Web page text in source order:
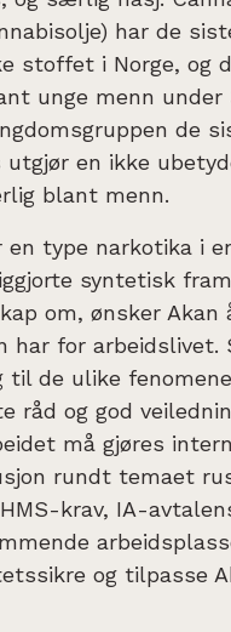
har de
stoffet i Norge, og
unge menn
de
utgjør en ikke
blant menn.
en type narkotika i
syntetisk
om, ønsker
har for arbeidslivet.
til de ulike
råd og god
må gjøres
rundt temaet
krav, IA-
og tilpasse